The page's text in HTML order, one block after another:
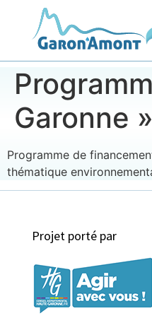
Garonne »
Programme de
thématique
Projet porté par